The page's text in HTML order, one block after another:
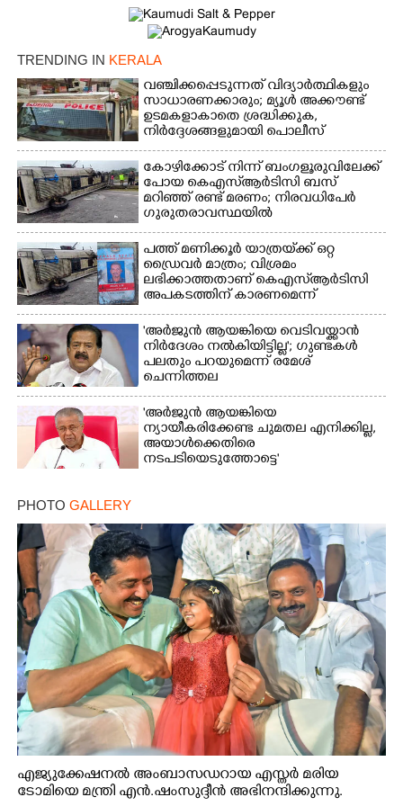
TRENDING IN KERALA
വഞ്ചിക്കപ്പെടുന്നത് വിദ്യാർത്ഥികളും
സാധാരണക്കാരും; മ്യൂൾ അക്കൗണ്ട്
ഉടമകളാകാതെ ശ്രദ്ധിക്കുക,
നിർദ്ദേശങ്ങളുമായി പൊലീസ്
കോഴിക്കോട് നിന്ന് ബംഗളൂരുവിലേക്ക്
പോയ കെഎസ്‌ആർടിസി ബസ്
മറിഞ്ഞ് രണ്ട് മരണം; നിരവധിപേർ
ഗുരുതരാവസ്ഥയിൽ
പത്ത് മണിക്കൂർ യാത്രയ്‌ക്ക് ഒറ്റ
ഡ്രൈവർ മാത്രം; വിശ്രമം
ലഭിക്കാത്തതാണ് കെഎസ്‌ആർടിസി
അപകടത്തിന് കാരണമെന്ന്
വിമർശനം
'അർജുൻ ആയങ്കിയെ വെടിവയ്ക്കാൻ
നിർദേശം നൽകിയിട്ടില്ല'; ഗുണ്ടകൾ
പലതും പറയുമെന്ന് രമേശ്
ചെന്നിത്തല
'അർജുൻ ആയങ്കിയെ
ന്യായീകരിക്കേണ്ട ചുമതല എനിക്കില്ല,
അയാൾക്കെതിരെ
നടപടിയെടുത്തോട്ടെ'
PHOTO GALLERY
എജ്യുക്കേഷനൽ അംബാസഡറായ എസ്തർ മരിയ
ടോമിയെ മന്ത്രി എൻ.ഷംസുദ്ദീൻ അഭിനന്ദിക്കുന്നു.